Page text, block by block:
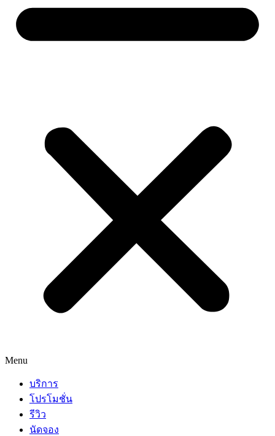
Menu
บริการ
โปรโมชั่น
รีวิว
นัดจอง